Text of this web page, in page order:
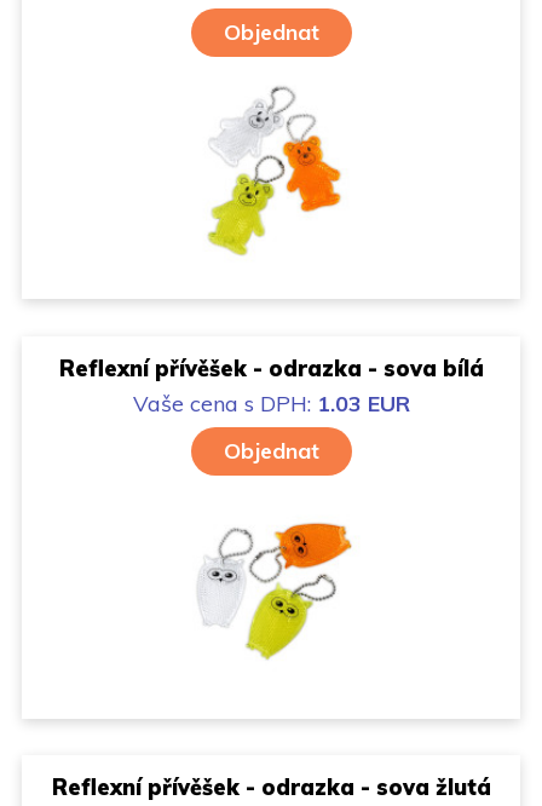
Objednat
Reflexní přívěšek - odrazka - sova bílá
Vaše cena s DPH: 1.03 EUR
Objednat
Reflexní přívěšek - odrazka - sova žlutá